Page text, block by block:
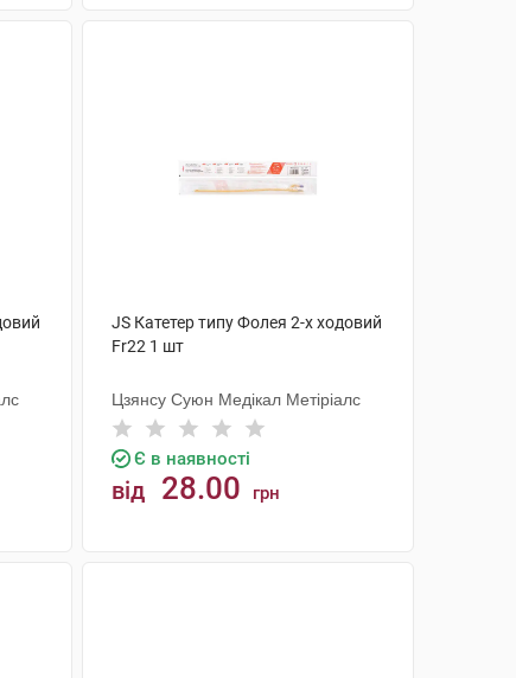
JS Катетер типу Фолея 2-х ходовий
Fr22 1 шт
Цзянсу Суюн Медікал Метіріалс
Є в наявності
від 28.00 грн